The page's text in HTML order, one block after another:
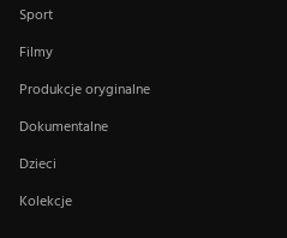
Sport
Filmy
Produkcje oryginalne
Dokumentalne
Dzieci
Kolekcje